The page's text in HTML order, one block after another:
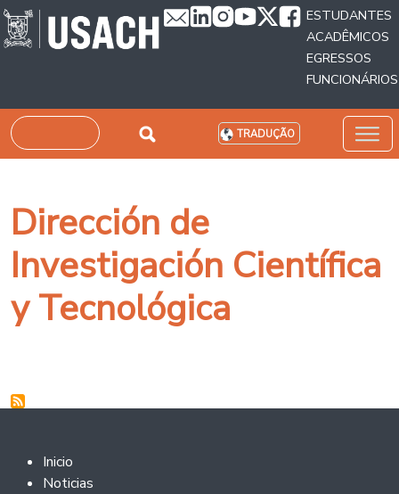
Passar para o conteúdo principal
ESTUDANTES
ACADÊMICOS
EGRESSOS
FUNCIONÁRIOS
Pesquisar TRADUÇÃO
Dirección de
Investigación Científica
y Tecnológica
Footer 2
Inicio
Noticias